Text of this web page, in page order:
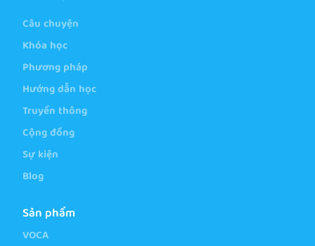
Câu chuyện
Khóa học
Phương pháp
Hướng dẫn học
Truyền thông
Cộng đồng
Sự kiện
Blog
Sản phẩm
VOCA